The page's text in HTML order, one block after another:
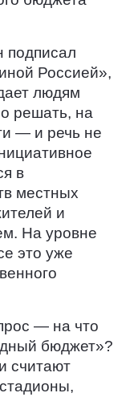
подписал
Россией»,
людям
решать, на
— и речь не
в
местных
и
На уровне
это уже
— на что
бюджет»?
считают